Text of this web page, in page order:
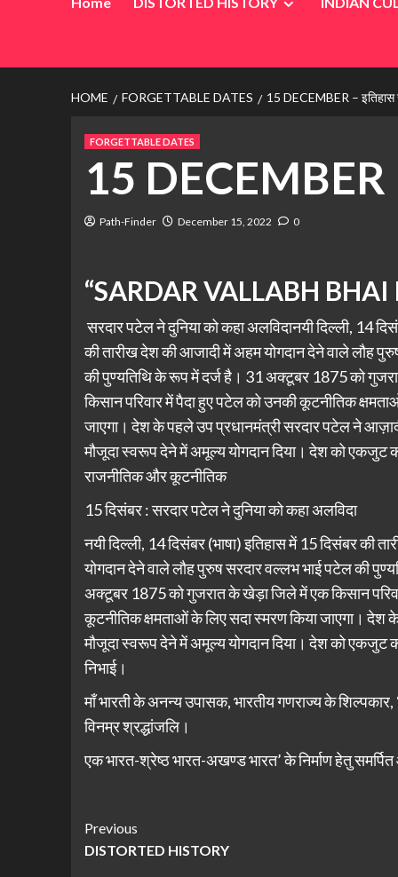
HOME FORGETTABLE DATES 15 DECEMBER – इतिहास
FORGETTABLE DATES
15 DECEMBER
Path-Finder December 15, 2022 0
“SARDAR VALLABH BHAI
सरदार पटेल ने दुनिया को कहा अलविदानयी दिल्ली, 14
की तारीख देश की आजादी में अहम योगदान देने वाले लौह
की पुण्यतिथि के रूप में दर्ज है। 31 अक्टूबर 1875 को
किसान परिवार में पैदा हुए पटेल को उनकी कूटनीतिक
जाएगा। देश के पहले उप प्रधानमंत्री सरदार पटेल ने
मौजूदा स्वरूप देने में अमूल्य योगदान दिया। देश को एकजुट
राजनीतिक और कूटनीतिक
15 दिसंबर : सरदार पटेल ने दुनिया को कहा अलविदा
नयी दिल्ली, 14 दिसंबर (भाषा) इतिहास में 15 दिसंबर की
योगदान देने वाले लौह पुरुष सरदार वल्लभ भाई पटेल की
अक्टूबर 1875 को गुजरात के खेड़ा जिले में एक किसान
कूटनीतिक क्षमताओं के लिए सदा स्मरण किया जाएगा।
मौजूदा स्वरूप देने में अमूल्य योगदान दिया। देश को एकजुट
निभाई।
माँ भारती के अनन्य उपासक, भारतीय गणराज्य के
विनम्र श्रद्धांजलि।
एक भारत-श्रेष्ठ भारत-अखण्ड भारत’ के निर्माण हेतु
Previous
DISTORTED HISTORY